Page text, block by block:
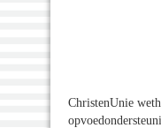
ChristenUnie